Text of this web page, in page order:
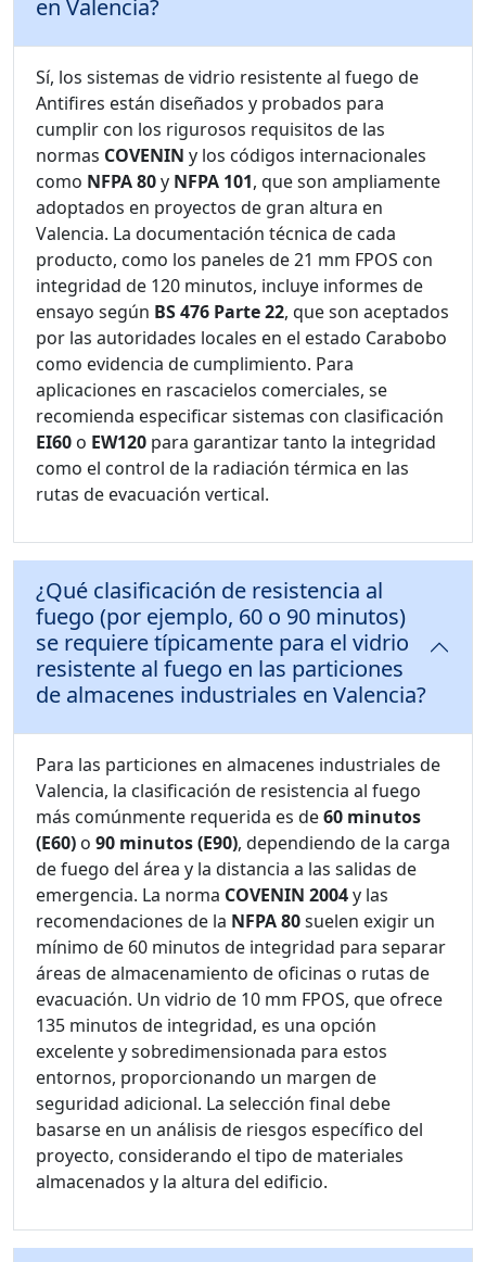
en Valencia?
Sí, los sistemas de vidrio resistente al fuego de
Antifires están diseñados y probados para
cumplir con los rigurosos requisitos de las
normas COVENIN y los códigos internacionales
como NFPA 80y NFPA 101, que son ampliamente
adoptados en proyectos de gran altura en
Valencia. La documentación técnica de cada
producto, como los paneles de 21 mm FPOS con
integridad de 120 minutos, incluye informes de
ensayo según BS 476 Parte 22, que son aceptados
por las autoridades locales en el estado Carabobo
como evidencia de cumplimiento. Para
aplicaciones en rascacielos comerciales, se
recomienda especificar sistemas con clasificación
EI60 o EW120 para garantizar tanto la integridad
como el control de la radiación térmica en las
rutas de evacuación vertical.
¿Qué clasificación de resistencia al
fuego (por ejemplo, 60 o 90 minutos)
se requiere típicamente para el vidrio
resistente al fuego en las particiones
de almacenes industriales en Valencia?
Para las particiones en almacenes industriales de
Valencia, la clasificación de resistencia al fuego
más comúnmente requerida es de60 minutos
(E60) o 90 minutos (E90), dependiendo de la carga
de fuego del área y la distancia a las salidas de
emergencia. La norma COVENIN 2004y las
recomendaciones de la NFPA 80suelen exigir un
mínimo de 60 minutos de integridad para separar
áreas de almacenamiento de oficinas o rutas de
evacuación. Un vidrio de 10 mm FPOS, que ofrece
135 minutos de integridad, es una opción
excelente y sobredimensionada para estos
entornos, proporcionando un margen de
seguridad adicional. La selección final debe
basarse en un análisis de riesgos específico del
proyecto, considerando el tipo de materiales
almacenados y la altura del edificio.